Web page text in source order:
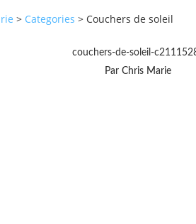
> Categories > Couchers de soleil
couchers-de-soleil-
Par Chris Marie